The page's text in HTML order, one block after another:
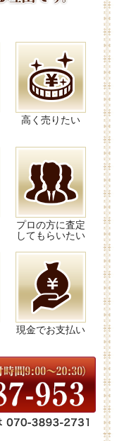
高く売りたい
プロの方に査定
してもらいたい
現金でお支払い